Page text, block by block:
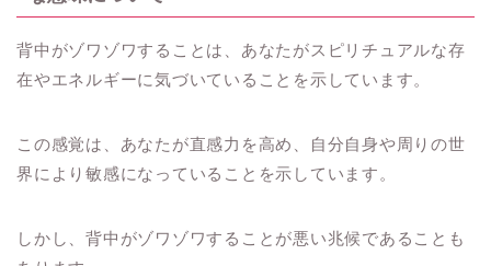
背中がゾワゾワすることは、あなたがスピリチュアルな存
在やエネルギーに気づいていることを示しています。
この感覚は、あなたが直感力を高め、自分自身や周りの世
界により敏感になっていることを示しています。
しかし、背中がゾワゾワすることが悪い兆候であることも